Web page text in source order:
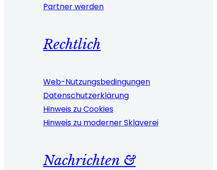
Partner werden
Rechtlich
Web-Nutzungsbedingungen
Datenschutzerklärung
Hinweis zu Cookies
Hinweis zu moderner Sklaverei
Nachrichten &